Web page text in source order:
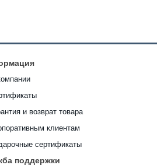
и возврат товара
клиентам
сертификаты
поддержки